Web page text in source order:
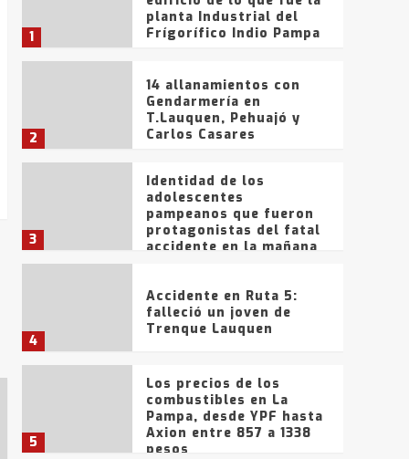
1
planta Industrial del
Frígorífico Indio Pampa
2
14 allanamientos con
Gendarmería en
T.Lauquen, Pehuajó y
Carlos Casares
3
Identidad de los
adolescentes
pampeanos que fueron
protagonistas del fatal
accidente en la mañana
4
Accidente en Ruta 5:
falleció un joven de
Trenque Lauquen
5
Los precios de los
combustibles en La
Pampa, desde YPF hasta
Axion entre 857 a 1338
pesos